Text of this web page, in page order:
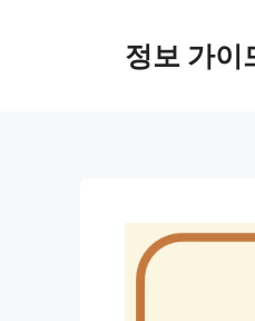
정보 가이